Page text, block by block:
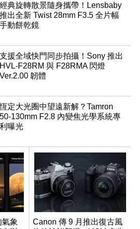
經典旋轉散景隨身攜帶！Lensbaby
推出全新 Twist 28mm F3.5 全片幅
手動餅乾鏡
支援全域快門同步拍攝！Sony 推出
HVL-F28RM 與 F28RMA 閃燈
Ver.2.00 韌體
恆定大光圈中望遠新解？Tamron
50-130mm F2.8 內變焦光學系統專
利曝光
象
Canon 傳 9 月推出復古風